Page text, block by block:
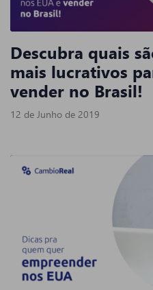
Descubra quais
mais lucrativos
vender no Brasil!
12 de Junho de 2019